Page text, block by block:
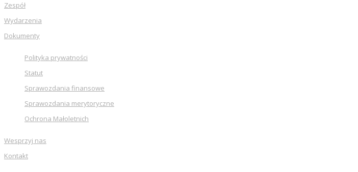
Zespół
Wydarzenia
Dokumenty
Polityka prywatności
Statut
Sprawozdania finansowe
Sprawozdania merytoryczne
Ochrona Małoletnich
Wesprzyj nas
Kontakt